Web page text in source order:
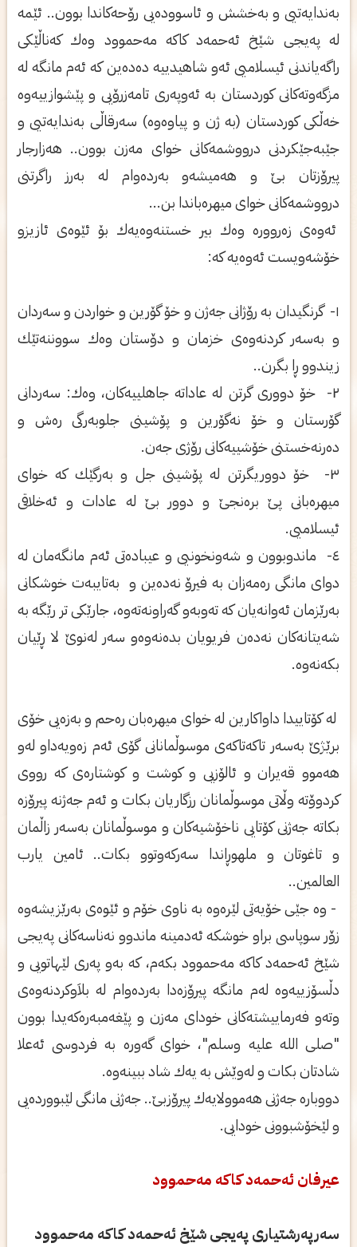
به‌ندایه‌تیی و به‌خشش و ئاسووده‌یی رۆحه‌كاندا بوون.. ئێمه‌
له‌ په‌یجی شێخ ئه‌حمه‌د كاكه‌ مه‌حموود وه‌ك كه‌ناڵێكی
راگه‌یاندنی ئیسلامیی ئه‌و شاھیدییه‌ ده‌ده‌ین كه‌ ئه‌م مانگه‌ له‌
مزگه‌وته‌كانی كوردستان به‌ ئه‌وپه‌ری تامه‌زرۆیی و پێشوازییه‌وه‌
خه‌ڵكی كوردستان (به‌ ژن و پیاوه‌وه‌) سه‌رقاڵی به‌ندایه‌تیی و
جێبه‌جێكردنی درووشمه‌كانی خوای مه‌زن بوون.. ھه‌زارجار
پیرۆزتان بێ و ھه‌میشه‌و به‌رده‌وام له‌ به‌رز راگرتنی
درووشمه‌كانی خوای میھره‌باندا بن...
ئه‌وه‌ی زه‌رووره‌ وه‌ك بیر خستنه‌وه‌یه‌ك بۆ ئێوه‌ی ئازیزو
خۆشه‌ویست ئه‌وه‌یه‌ كه‌:
١- گرنگیدان به‌ رۆژانی جه‌ژن و خۆ گۆرین و خواردن و سه‌ردان
و به‌سه‌ر كردنه‌وه‌ی خزمان و دۆستان وه‌ك سووننه‌تێك
زیندوو ڕا بگرن..
٢- خۆ دووری گرتن له‌ عاداته‌ جاھلییه‌كان، وه‌ك: سه‌ردانی
گۆرستان و خۆ نه‌گۆرین و پۆشینی جلوبه‌رگی ره‌ش و
ده‌رنه‌خستنی خۆشییه‌كانی رۆژی جه‌ن.
٣- خۆ دووریگرتن له‌ پۆشینی جل و به‌رگێك كه‌ خوای
میھره‌بانی پێ بره‌نجێ و دوور بێ له‌ عادات و ئه‌خلاقی
ئیسلامیی.
٤- ماندوبوون و شه‌ونخونیی و عیباده‌تی ئه‌م مانگه‌مان له‌
دوای مانگی ره‌مه‌زان به‌ فیرۆ نه‌ده‌ین و به‌تایبه‌ت خوشكانی
به‌رێزمان ئه‌وانه‌یان كه‌ ته‌وبه‌و گه‌راونه‌ته‌وه‌، جارێكی تر رێگه‌ به‌
شه‌یتانه‌كان نه‌ده‌ن فریویان بده‌نه‌وه‌و سه‌ر له‌نوێ لا ڕێیان
بكه‌نه‌وه‌.
له‌ كۆتاییدا داواكارین له‌ خوای میھره‌بان ره‌حم و به‌زه‌یی خۆی
برێژێ به‌سه‌ر تاكه‌تاكه‌ی موسوڵمانانی گۆی ئه‌م زه‌ویه‌داو له‌و
ھه‌موو قه‌یران و ئالۆزیی و كوشت و كوشتاره‌ی كه‌ رووی
كردوۆته‌ وڵاتی موسوڵمانان رزگاریان بكات و ئه‌م جه‌ژنه‌ پیرۆزه‌
بكاته‌ جه‌ژنی كۆتایی ناخۆشیه‌كان و موسوڵمانان به‌سه‌ر زاڵمان
و تاغوتان و ملھوڕاندا سه‌ركه‌وتوو بكات.. ئامین یارب
العالمین..
- وه‌ جێی خۆیه‌تی‌ لێره‌وه‌ به‌ ناوی‌ خۆم و ئێوه‌ی به‌رێزیشه‌وه‌
زۆر سوپاسی براو خوشكه‌ ئه‌دمینه‌ ماندوو نه‌ناسه‌كانی‌ په‌یجی‌
شێخ ئه‌حمه‌د كاكه‌ مه‌حموود بكه‌م، كه‌ به‌و په‌ری‌ لێهاتویی و
دڵسۆزییه‌وه‌ له‌م مانگه‌ پیرۆزه‌دا به‌رده‌وام له‌ بلاَوكردنه‌وه‌ی‌
وته‌و فه‌رماییشته‌كانی‌ خودای‌ مه‌زن و پێغه‌مبه‌ره‌كه‌یدا بوون
"صلی‌ الله علیه‌ وسلم"، خوای‌ گه‌وره‌ به‌ فردوسی ئه‌علا
شادتان بكات و له‌وێش به‌ یه‌ك شاد ببینه‌وه‌.
دووباره‌ جه‌ژنی‌ هه‌موولایه‌ك پیرۆزبێ.. جه‌ژنی مانگی لێبوورده‌یی
و لێخۆشبوونی خودایی.
عیرفان ئه‌حمه‌د كاكه‌ مه‌حموود
سه‌رپه‌رشتیاری په‌یجی شێخ ئه‌حمه‌د كاكه‌ مه‌حموود